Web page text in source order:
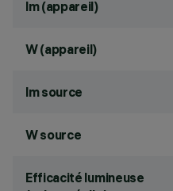
lm (appareil)
W (appareil)
lm source
W source
Efficacité lumineuse